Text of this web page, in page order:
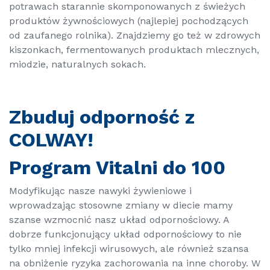
potrawach starannie skomponowanych z świeżych
produktów żywnościowych (najlepiej pochodzących
od zaufanego rolnika). Znajdziemy go też w zdrowych
kiszonkach, fermentowanych produktach mlecznych,
miodzie, naturalnych sokach.
Zbuduj odporność z
COLWAY!
Program Vitalni do 100
Modyfikując nasze nawyki żywieniowe i
wprowadzając stosowne zmiany w diecie mamy
szanse wzmocnić nasz układ odpornościowy. A
dobrze funkcjonujący układ odpornościowy to nie
tylko mniej infekcji wirusowych, ale również szansa
na obniżenie ryzyka zachorowania na inne choroby. W